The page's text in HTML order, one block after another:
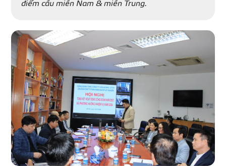
TIN CHUYÊN MÔN
LIÊN HỆ - TƯ
điểm cầu miền Nam & miền Trung.